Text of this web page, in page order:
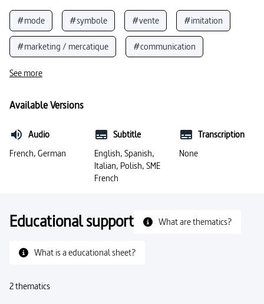
#mode #symbole #vente #imitation
#marketing / mercatique #communication
#commerce
#société de consommation
#agence de publicité #déchets #e-commerce
#publicité (éducation aux médias)
See more
Available Versions
Audio
French, German
Subtitle
English, Spanish,
Italian, Polish, SME
French
Transcription
None
Educational support What are thematics?
What is a educational sheet?
2 thematics